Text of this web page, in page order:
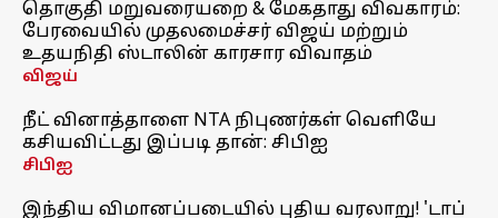
தொகுதி மறுவரையறை & மேகதாது விவகாரம்:
பேரவையில் முதலமைச்சர் விஜய் மற்றும்
உதயநிதி ஸ்டாலின் காரசார விவாதம்
விஜய்
நீட் வினாத்தாளை NTA நிபுணர்கள் வெளியே
கசியவிட்டது இப்படி தான்: சிபிஐ
சிபிஐ
இந்திய விமானப்படையில் புதிய வரலாறு! 'டாப்